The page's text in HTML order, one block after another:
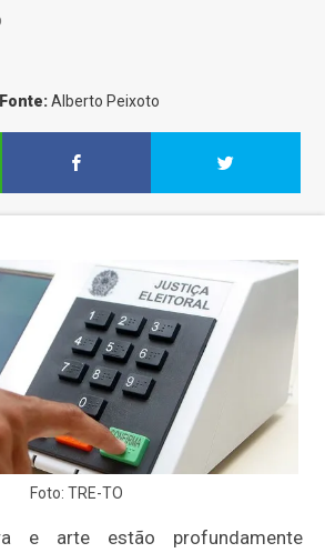
Fonte:Alberto Peixoto
Foto: TRE-TO
e arte estão profundamente